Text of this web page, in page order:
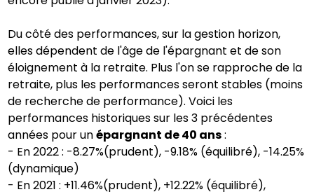
Du côté des performances, sur la gestion horizon,
elles dépendent de l'âge de l'épargnant et de son
éloignement à la retraite. Plus l'on se rapproche de la
retraite, plus les performances seront stables (moins
de recherche de performance). Voici les
performances historiques sur les 3 précédentes
années pour unépargnant de 40 ans:
- En 2022 : -8.27%(prudent), -9.18% (équilibré), -14.25%
(dynamique)
- En 2021 : +11.46%(prudent), +12.22% (équilibré),